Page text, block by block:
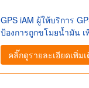
GPS iAM ผู้ให้บริการ
ป้องการถูกขโมยน้ำมัน
คลิ๊กดูรายละเอียดเพิ่ม